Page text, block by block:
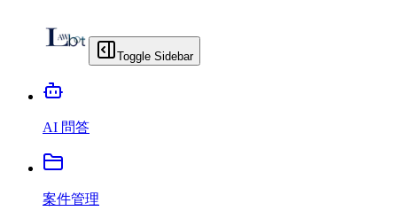
Toggle Sidebar
AI 問答
案件管理